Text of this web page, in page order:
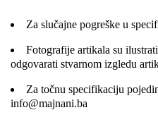
Za slučajne pogreške u
Fotografije artikala su
odgovarati stvarnom izgledu
Za točnu specifikaciju
info@majnani.ba